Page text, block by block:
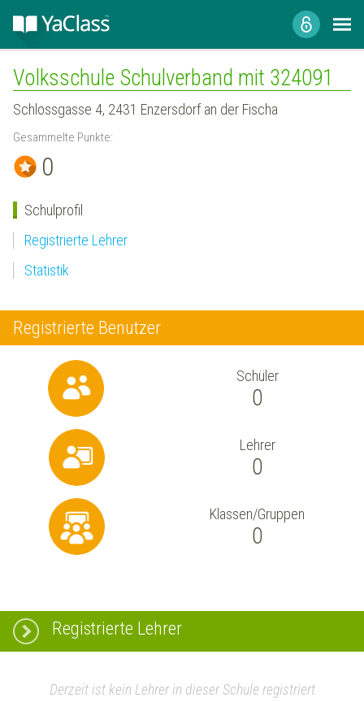
Volksschule Schulverband mit 324091
Schlossgasse 4, 2431 Enzersdorf an der Fischa
Gesammelte Punkte:
0
Schulprofil
Registrierte Lehrer
Statistik
Registrierte Benutzer
Schüler
0
Lehrer
0
Klassen/Gruppen
0
Registrierte Lehrer
Derzeit ist kein Lehrer in dieser Schule registriert